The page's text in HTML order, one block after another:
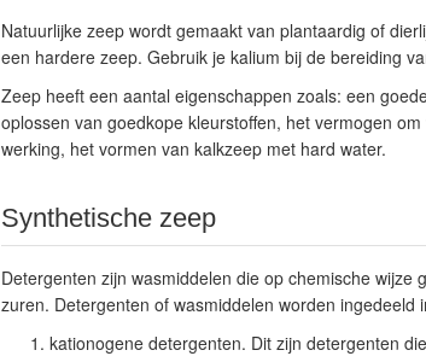
Natuurlijke zeep wordt gemaakt van plantaardig of
een hardere zeep. Gebruik je kalium bij de bereiding
Zeep heeft een aantal eigenschappen zoals: een
oplossen van goedkope kleurstoffen, het vermogen
werking, het vormen van kalkzeep met hard water.
Synthetische zeep
Detergenten zijn wasmiddelen die op chemische
zuren. Detergenten of wasmiddelen worden ingedeeld
kationogene detergenten. Dit zijn detergenten